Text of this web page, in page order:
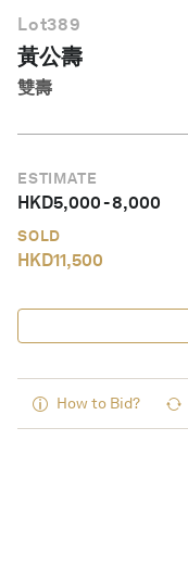
Lot389
黃公壽
雙壽
ESTIMATE
HKD5,000-8,000
SOLD
HKD11,500
How to Bid?